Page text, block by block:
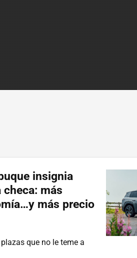
insignia
más
más precio
que no le teme a